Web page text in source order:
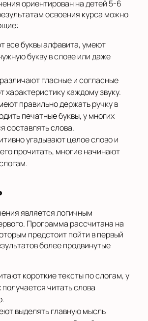
ориентирован на детей 5-6
освоения курса можно
все буквы алфавита, умеют
букву в слове или даже
гласные и согласные
характеристику каждому звуку.
правильно держать ручку в
печатные буквы, у многих
составлять слова.
угадывают целое слово и
прочитать, многие начинают
является логичным
Программа рассчитана на
предстоит пойти в первый
более продвинутые
короткие тексты по слогам, у
читать слова
выделять главную мысль